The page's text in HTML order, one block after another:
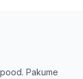
Pakume